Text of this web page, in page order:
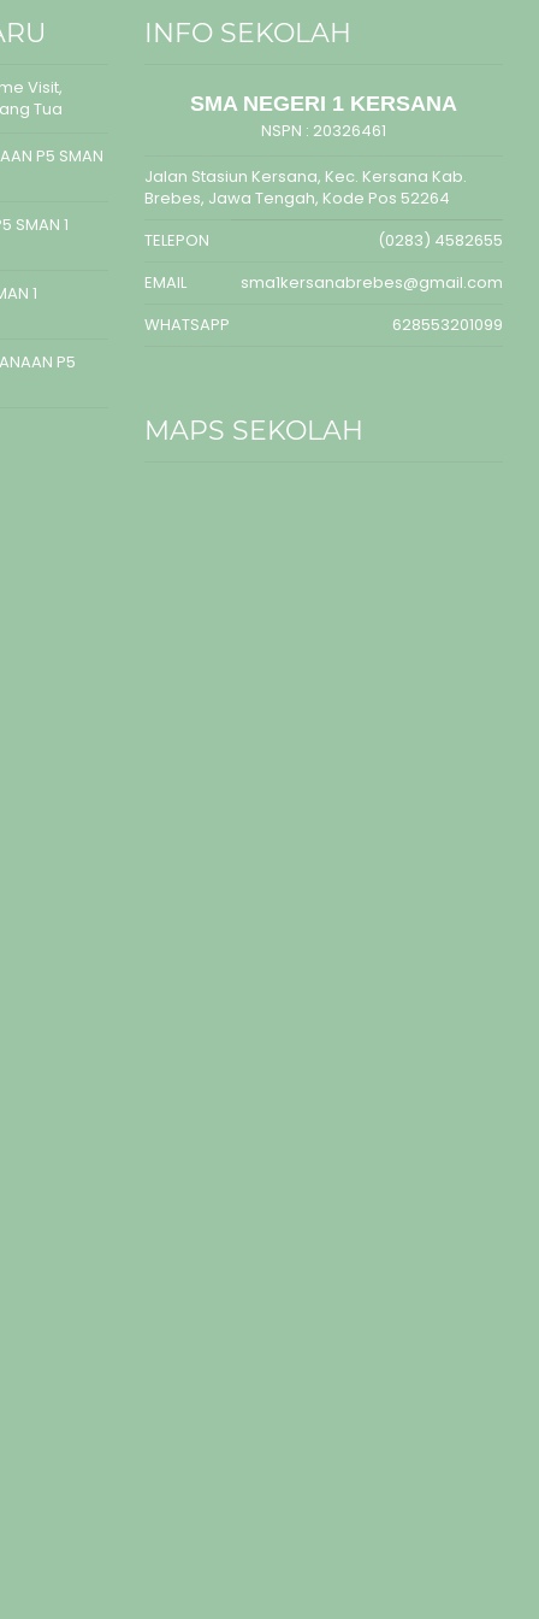
Visit,
Tua
P5 SMAN
SMAN 1
1
P5
INFO SEKOLAH
SMA NEGERI 1 KERSANA
NSPN : 20326461
Jalan Stasiun Kersana, Kec. Kersana Kab.
Brebes, Jawa Tengah, Kode Pos 52264
TELEPON
(0283) 4582655
EMAIL
sma1kersanabrebes@gmail.com
WHATSAPP
628553201099
MAPS SEKOLAH